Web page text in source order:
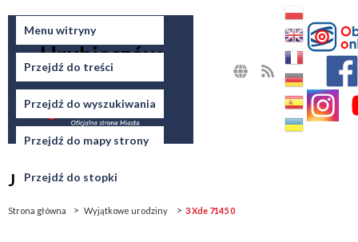
Menu witryny
Przejdź do treści
Przejdź do wyszukiwania
Przejdź do mapy strony
Przejdź do stopki
Miasto
Hrubieszów
Jesteś tutaj
Strona główna Wyjątkowe urodziny 3 Xde 7145 0